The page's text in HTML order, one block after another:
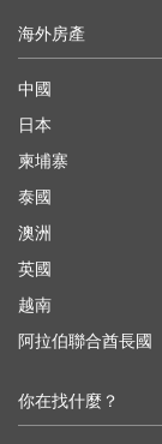
海外房產
中國
日本
柬埔寨
泰國
澳洲
英國
越南
阿拉伯聯合酋長國
你在找什麼？